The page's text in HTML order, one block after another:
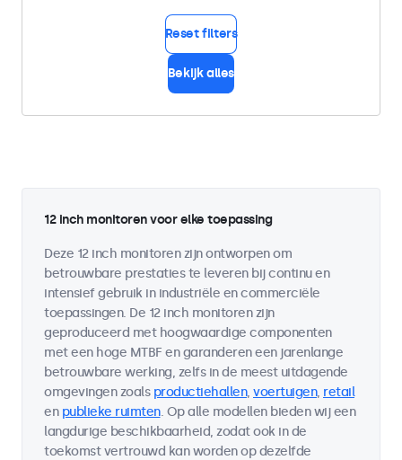
Reset filters
Bekijk alles
12 inch monitoren voor elke toepassing
Deze 12 inch monitoren zijn ontworpen om
betrouwbare prestaties te leveren bij continu en
intensief gebruik in industriële en commerciële
toepassingen. De 12 inch monitoren zijn
geproduceerd met hoogwaardige componenten
met een hoge MTBF en garanderen een jarenlange
betrouwbare werking, zelfs in de meest uitdagende
omgevingen zoals productiehallen, voertuigen, retail
en publieke ruimten. Op alle modellen bieden wij een
langdurige beschikbaarheid, zodat ook in de
toekomst vertrouwd kan worden op dezelfde